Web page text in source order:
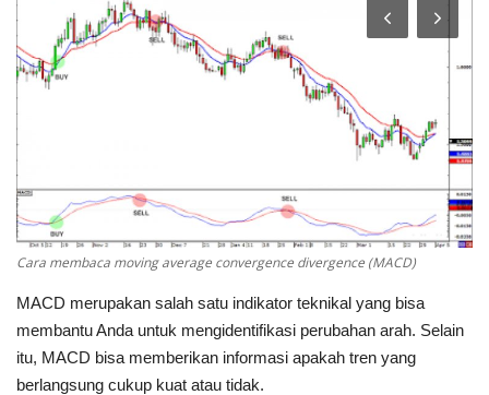
FOREX
CRYPTO
SAHAM
BROKER
kalender ekonomi
Gallery
Forum
Cara membaca moving average convergence divergence (MACD)
MACD merupakan salah satu indikator teknikal yang bisa
membantu Anda untuk mengidentifikasi perubahan arah. Selain
itu, MACD bisa memberikan informasi apakah tren yang
berlangsung cukup kuat atau tidak.